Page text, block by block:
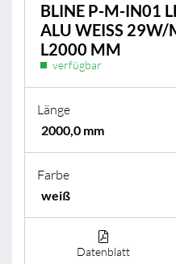
BLINE P-M-IN01
ALU WEISS 29W/
2000 MM
verfügbar
Länge
Farbe
Datenblatt